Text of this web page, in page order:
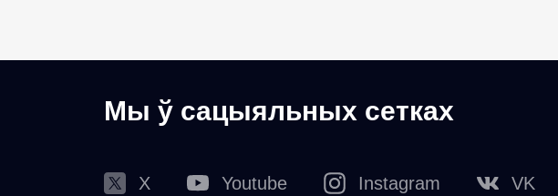
Мы ў сацыяльных сетках
X Youtube Instagram VK